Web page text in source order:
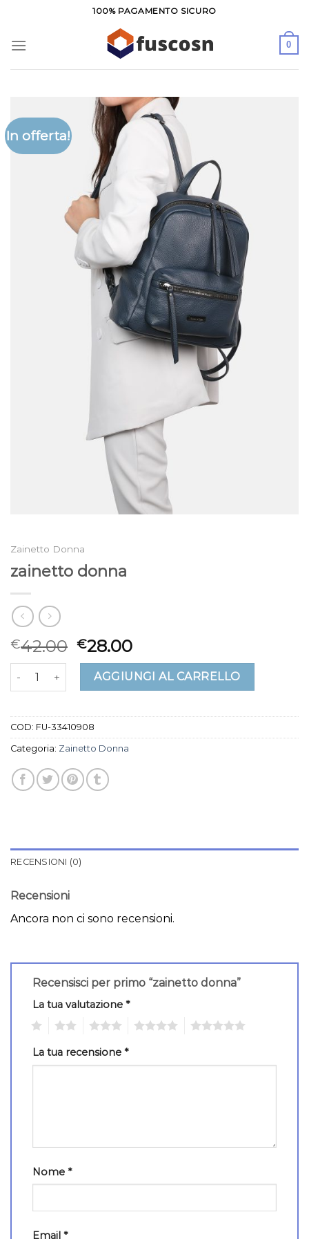
contenuti
100% PAGAMENTO SICURO
0
In offerta!
Zainetto Donna
zainetto donna
€42.00 €28.00
zainetto donna quantitàAGGIUNGI AL CARRELLO
COD: FU-33410908
Categoria: Zainetto Donna
RECENSIONI (0)
Recensioni
Ancora non ci sono recensioni.
Recensisci per primo “zainetto donna”
La tua valutazione *
La tua recensione *
Nome *
Email *